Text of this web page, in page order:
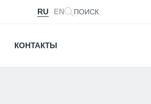
RU EN ПОИСК
КОНТАКТЫ